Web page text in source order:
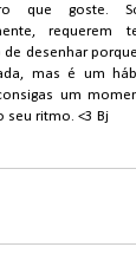
que goste.
requerem
de desenhar
mas é um
um
seu ritmo. <3 Bj